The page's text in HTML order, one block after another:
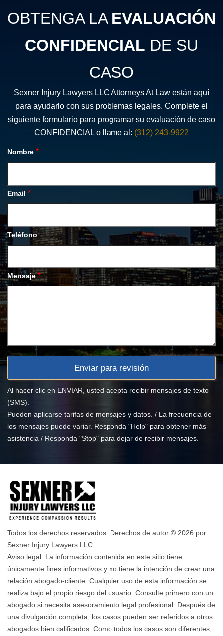
OBTENGA LA EVALUACIÓN
CONFIDENCIAL DE SU
CASO
Sexner Injury Lawyers LLC Attorneys At Law están aquí
para ayudarlo con sus problemas legales. Complete el
siguiente formulario para programar su evaluación de caso
CONFIDENCIAL o llame al: (312) 243-9922
Nombre *
Email *
Teléfono
Mensaje *
Al hacer clic en ENVIAR, usted acepta recibir mensajes de texto
(SMS).
Pueden aplicarse tarifas de mensajes y datos. / La frecuencia de
los mensajes puede variar. Responda "Help" para obtener más
asistencia / Responda "Stop" para dejar de recibir mensajes.
Todos los derechos reservados. Derechos de autor © 2026 por
Sexner Injury Lawyers LLC
Aviso legal: La información contenida en este sitio tiene
únicamente fines informativos y no tiene la intención de crear una
relación abogado-cliente. Cualquier uso de esta información se
realiza bajo el propio riesgo del usuario. Consulte primero con un
abogado si necesita asesoramiento legal profesional. Después de
una divulgación completa, los casos pueden ser referidos a otros
abogados bien calificados. Como todos los casos son diferentes,